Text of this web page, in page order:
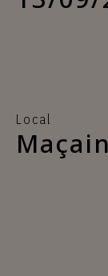
Local